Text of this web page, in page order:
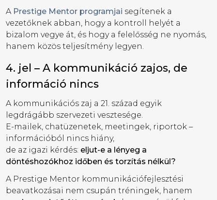
A Prestige Mentor programjai segítenek a
vezetőknek abban, hogy a kontroll helyét a
bizalom vegye át, és hogy a felelősség ne nyomás,
hanem közös teljesítmény legyen.
4. jel – A kommunikáció zajos, de
információ nincs
A kommunikációs zaj a 21. század egyik
legdrágább szervezeti vesztesége.
E-mailek, chatüzenetek, meetingek, riportok –
információból nincs hiány,
de az igazi kérdés: eljut-e a lényeg a
döntéshozókhoz időben és torzítás nélkül?
A Prestige Mentor kommunikációfejlesztési
beavatkozásai nem csupán tréningek, hanem